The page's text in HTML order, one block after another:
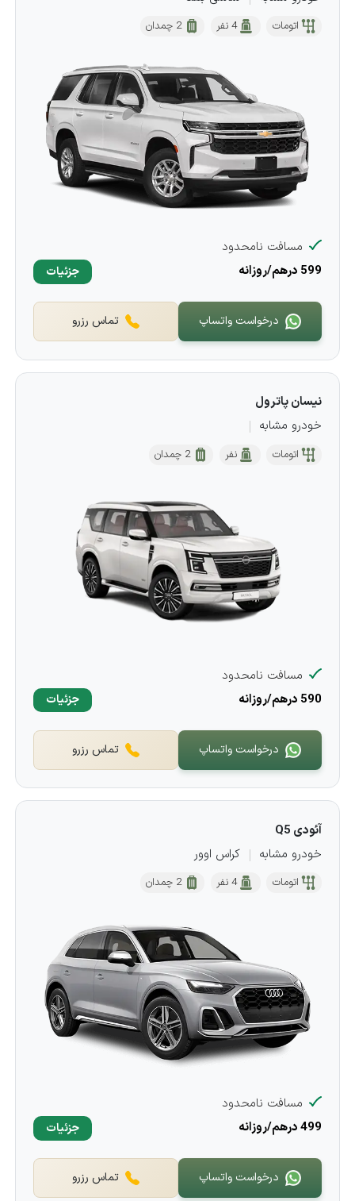
اتومات 4 نفر 2 چمدان
مسافت نامحدود
599 درهم/روزانه
جزئیات
درخواست واتساپ تماس رزرو
نیسان پاترول
خودرو مشابه
اتومات نفر 2 چمدان
مسافت نامحدود
590 درهم/روزانه
جزئیات
درخواست واتساپ تماس رزرو
آئودی Q5
خودرو مشابه
کراس اوور
اتومات 4 نفر 2 چمدان
مسافت نامحدود
499 درهم/روزانه
جزئیات
درخواست واتساپ تماس رزرو